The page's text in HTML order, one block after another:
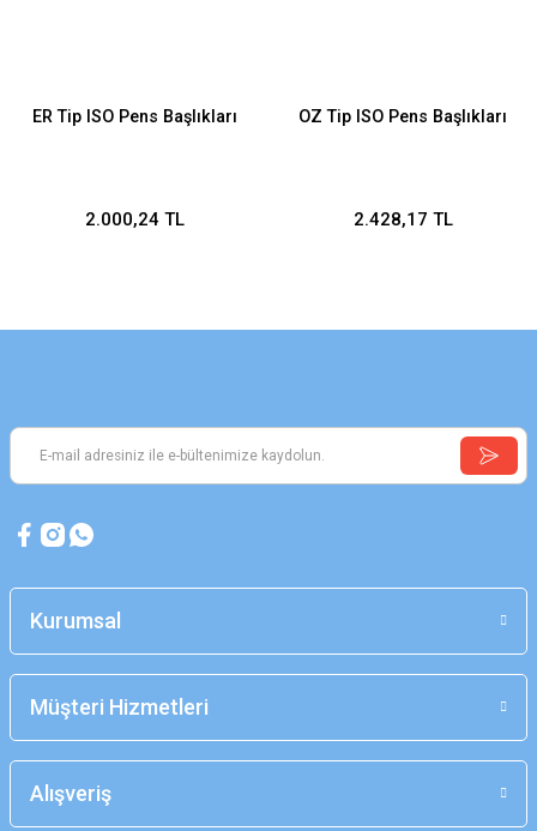
ER Tip ISO Pens Başlıkları
2.000,24 TL
OZ Tip ISO Pens Başlıkları
2.428,17 TL
Kurumsal
Müşteri Hizmetleri
Alışveriş